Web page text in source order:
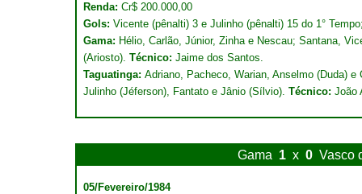
Renda: Cr$ 200.000,00
Gols: Vicente (pênalti) 3 e Julinho (pênalti) 15 do 1°
Gama: Hélio, Carlão, Júnior, Zinha e Nescau; Santana,
(Ariosto). Técnico: Jaime dos Santos.
Taguatinga: Adriano, Pacheco, Warian, Anselmo (Duda)
Julinho (Jéferson), Fantato e Jânio (Sílvio). Técnico: João
Gama 1 x 0 Vasco
05/Fevereiro/1984